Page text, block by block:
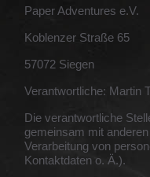
Paper Adventures e.V.
Koblenzer Straße 65
57072 Siegen
Verantwortliche: Martin
Die verantwortliche
gemeinsam mit
Verarbeitung von
Kontaktdaten o. Ä.).